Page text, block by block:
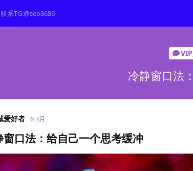
系TG:@seo8686
冷静窗口法
爱好者 6 3月
窗口法：给自己一个思考缓冲